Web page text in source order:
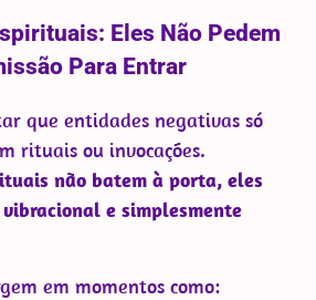
Eles Não Pedem
Para Entrar
que entidades negativas só
rituais ou invocações.
não batem à porta, eles
e simplesmente
em momentos como: